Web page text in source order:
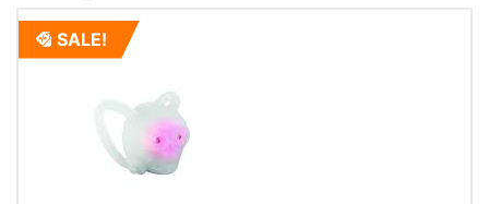
SALE!